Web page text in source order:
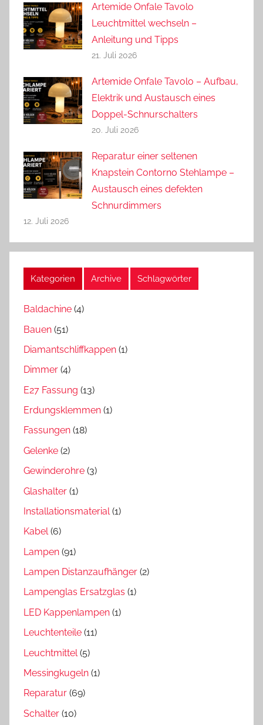
Artemide Onfale Tavolo
Leuchtmittel wechseln –
Anleitung und Tipps
21. Juli 2026
Artemide Onfale Tavolo – Aufbau,
Elektrik und Austausch eines
Doppel-Schnurschalters
20. Juli 2026
Reparatur einer seltenen
Knapstein Contorno Stehlampe –
Austausch eines defekten
Schnurdimmers
12. Juli 2026
Kategorien Archive Schlagwörter
Baldachine (4)
Bauen (51)
Diamantschliffkappen (1)
Dimmer (4)
E27 Fassung (13)
Erdungsklemmen (1)
Fassungen (18)
Gelenke (2)
Gewinderohre (3)
Glashalter (1)
Installationsmaterial(1)
Kabel(6)
Lampen (91)
Lampen Distanzaufhänger (2)
Lampenglas Ersatzglas (1)
LED Kappenlampen (1)
Leuchtenteile (11)
Leuchtmittel (5)
Messingkugeln (1)
Reparatur (69)
Schalter (10)